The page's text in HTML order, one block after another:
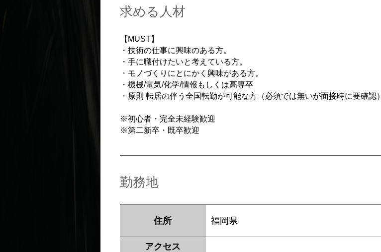
求める人材
【MUST】
・技術の仕事に興味のある方。
・手に職付けたいと考えている方。
・モノづくりにとにかく興味がある方。
・機械/電気/化学/情報もしくは高専卒
・原則 転居の伴う全国転勤が可能な方（必須では無いが面接時に要確認）
※初心者・完全未経験歓迎
※第二新卒・既卒歓迎
勤務地
住所 福岡県
アクセス